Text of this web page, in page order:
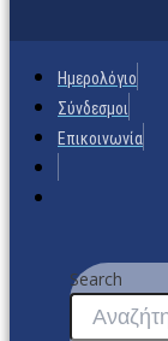
Ημερολόγιο
Σύνδεσμοι
Επικοινωνία
Search